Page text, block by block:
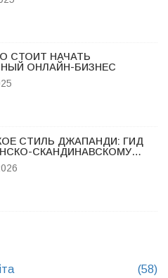
СТОИТ НАЧАТЬ
ОНЛАЙН-БИЗНЕС
СТИЛЬ ДЖАПАНДИ: ГИД
СКАНДИНАВСКОМУ
В 2026 ГОДУ
(58)